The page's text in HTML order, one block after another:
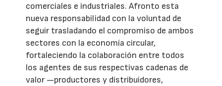
comerciales e industriales. Afronto esta
nueva responsabilidad con la voluntad de
seguir trasladando el compromiso de ambos
sectores con la economía circular,
fortaleciendo la colaboración entre todos
los agentes de sus respectivas cadenas de
valor —productores y distribuidores,